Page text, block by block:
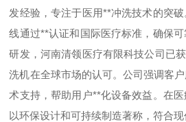
发经验，专注于医用**冲洗技术的突破
线通过**认证和国际医疗标准，确保
研发，河南清领医疗有限科技公司已
洗机在全球市场的认可。公司强调客
术支持，帮助用户**化设备效益。在
以环保设计和可持续制造著称，符合现